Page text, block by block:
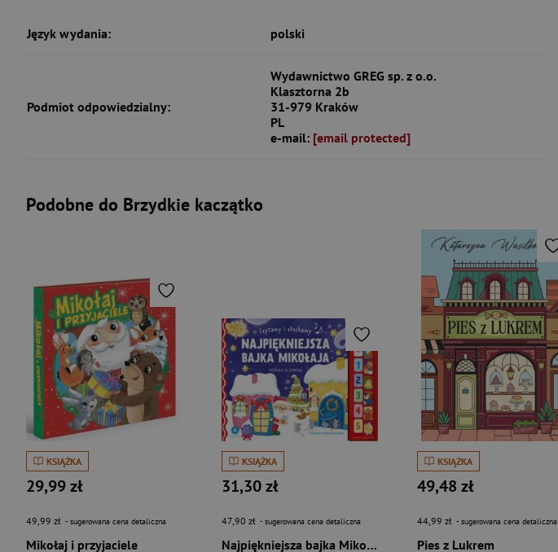
Język wydania: polski
Podmiot odpowiedzialny:
Wydawnictwo GREG sp. z o.o.
Klasztorna 2b
31-979 Kraków
PL
e-mail: [email protected]
Podobne do Brzydkie kaczątko
KSIĄŻKA
29,99 zł
49,99 zł - sugerowana cena detaliczna
Mikołaj i przyjaciele
KSIĄŻKA
31,30 zł
47,90 zł - sugerowana cena detaliczna
Najpiękniejsza bajka Mikołaja. Czytamy i słuchamy
KSIĄŻKA
49,48 zł
44,99 zł - sugerowana cena detaliczna
Pies z Lukrem